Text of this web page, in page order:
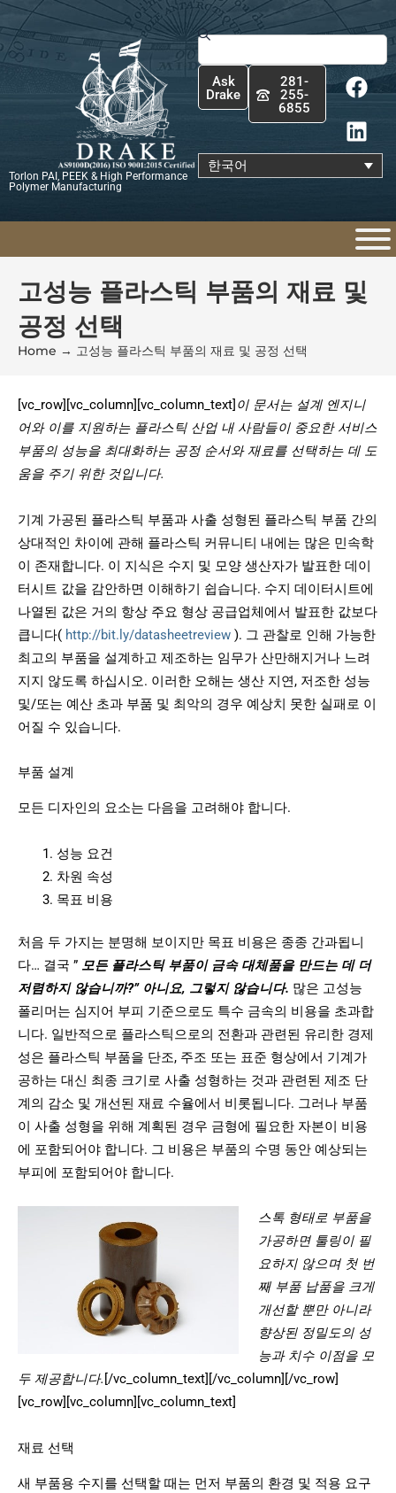
콘
텐
츠
Torlon PAI, PEEK & High Performance
Polymer Manufacturing
Search
Ask
Drake
281-
255-
6855
F
a
c
e
b
o
k
L
i
n
k
e
d
n
한국어
고성능 플라스틱 부품의 재료 및
공정 선택
Home → 고성능 플라스틱 부품의 재료 및 공정 선택
[vc_row][vc_column][vc_column_text] 이 문서는 설계 엔지니
어와 이를 지원하는 플라스틱 산업 내 사람들이 중요한 서비스
부품의 성능을 최대화하는 공정 순서와 재료를 선택하는 데 도
움을 주기 위한 것입니다.
기계 가공된 플라스틱 부품과 사출 성형된 플라스틱 부품 간의
상대적인 차이에 관해 플라스틱 커뮤니티 내에는 많은 민속학
이 존재합니다. 이 지식은 수지 및 모양 생산자가 발표한 데이
터시트 값을 감안하면 이해하기 쉽습니다. 수지 데이터시트에
나열된 값은 거의 항상 주요 형상 공급업체에서 발표한 값보다
큽니다( http://bit.ly/datasheetreview ). 그 관찰로 인해 가능한
최고의 부품을 설계하고 제조하는 임무가 산만해지거나 느려
지지 않도록 하십시오. 이러한 오해는 생산 지연, 저조한 성능
및/또는 예산 초과 부품 및 최악의 경우 예상치 못한 실패로 이
어질 수 있습니다.
부품 설계
모든 디자인의 요소는 다음을 고려해야 합니다.
성능 요건
차원 속성
목표 비용
처음 두 가지는 분명해 보이지만 목표 비용은 종종 간과됩니
다… 결국 ” 모든 플라스틱 부품이 금속 대체품을 만드는 데 더
저렴하지 않습니까?” 아니요, 그렇지 않습니다. 많은 고성능
폴리머는 심지어 부피 기준으로도 특수 금속의 비용을 초과합
니다. 일반적으로 플라스틱으로의 전환과 관련된 유리한 경제
성은 플라스틱 부품을 단조, 주조 또는 표준 형상에서 기계가
공하는 대신 최종 크기로 사출 성형하는 것과 관련된 제조 단
계의 감소 및 개선된 재료 수율에서 비롯됩니다. 그러나 부품
이 사출 성형을 위해 계획된 경우 금형에 필요한 자본이 비용
에 포함되어야 합니다. 그 비용은 부품의 수명 동안 예상되는
부피에 포함되어야 합니다.
스톡 형태로 부품을
가공하면 툴링이 필
요하지 않으며 첫 번
째 부품 납품을 크게
개선할 뿐만 아니라
향상된 정밀도의 성
능과 치수 이점을 모
두 제공합니다. [/vc_column_text][/vc_column][/vc_row]
[vc_row][vc_column][vc_column_text]
재료 선택
새 부품용 수지를 선택할 때는 먼저 부품의 환경 및 적용 요구